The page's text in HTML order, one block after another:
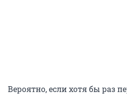
Вероятно, если хотя бы раз